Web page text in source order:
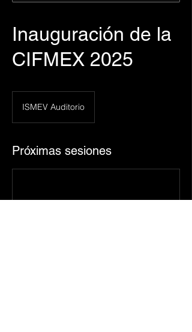
Inauguración de la
CIFMEX 2025
ISMEV Auditorio
Próximas sesiones